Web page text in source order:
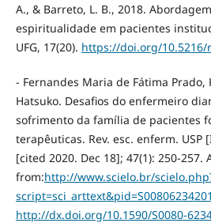
A., & Barreto, L. B., 2018.
espiritualidade em pacientes
UFG, 17(20). https://doi.org/10.5216/
- Fernandes Maria de Fátima Prado,
Hatsuko. Desafios do enfermeiro
sofrimento da família de pacientes
terapêuticas. Rev. esc. enferm. USP
[cited 2020. Dec 18]; 47(1): 250-257.
from:http://www.scielo.br/
http://dx.doi.org/10.1590/S0080-